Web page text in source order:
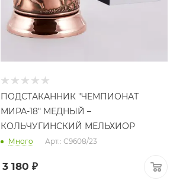
ПОДСТАКАННИК "ЧЕМПИОНАТ
МИРА-18" МЕДНЫЙ –
КОЛЬЧУГИНСКИЙ МЕЛЬХИОР
Много Арт.: С9608/23
3 180 ₽